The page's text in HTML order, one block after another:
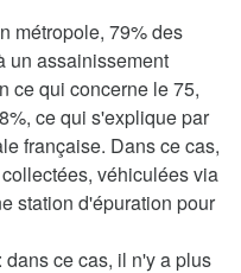
métropole, 79% des
un assainissement
ce qui concerne le 75,
ce qui s'explique par
française. Dans ce cas,
véhiculées via
station d'épuration pour
ce cas, il n'y a plus